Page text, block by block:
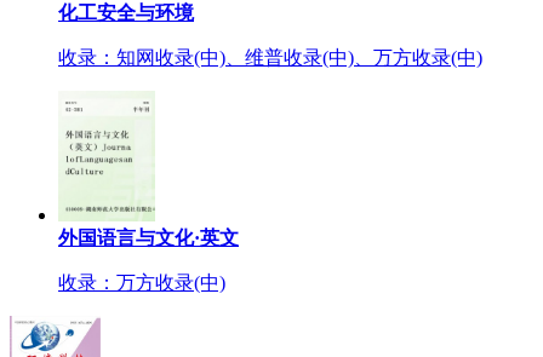
化工安全与环境
收录：知网收录(中)、维普收录(中)、万方收录(中)
外国语言与文化·英文
收录：万方收录(中)